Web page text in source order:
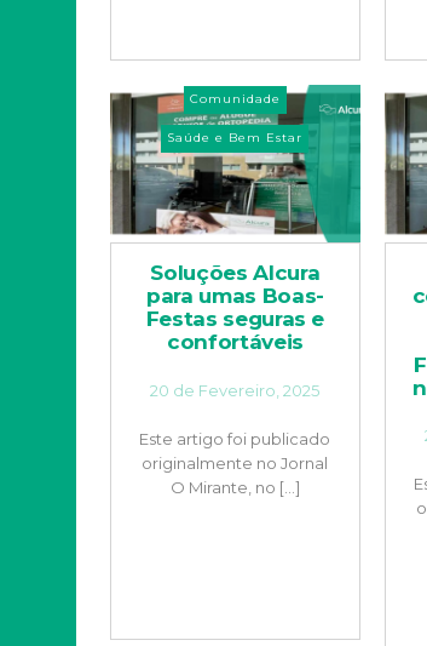
Comunidade
Saúde e Bem Estar
Soluções Alcura
para umas Boas-
Festas seguras e
confortáveis
20 de Fevereiro, 2025
Este artigo foi publicado
originalmente no Jornal
O Mirante, no [...]